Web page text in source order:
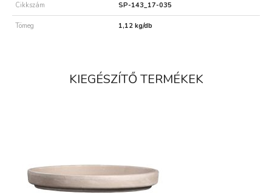
Cikkszám SP-143_17-035
Tömeg 1,12 kg/db
KIEGÉSZÍTŐ TERMÉKEK